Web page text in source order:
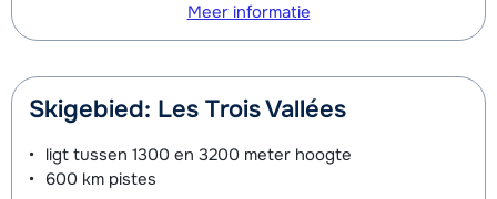
Meer informatie
Skigebied: Les Trois Vallées
ligt tussen 1300 en 3200 meter hoogte
600 km pistes